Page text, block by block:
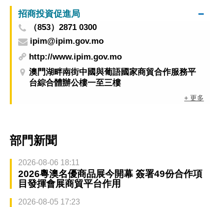
招商投資促進局
（853）2871 0300
ipim@ipim.gov.mo
http://www.ipim.gov.mo
澳門湖畔南街中國與葡語國家商貿合作服務平
台綜合體辦公樓一至三樓
+ 更多
部門新聞
2026-08-06 18:11
2026粵澳名優商品展今開幕 簽署49份合作項
目發揮會展商貿平台作用
2026-08-05 17:23